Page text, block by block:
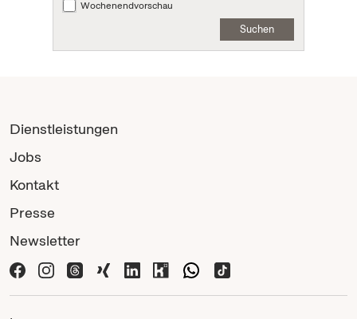
Wochenendvorschau
Suchen
Dienstleistungen
Jobs
Kontakt
Presse
Newsletter